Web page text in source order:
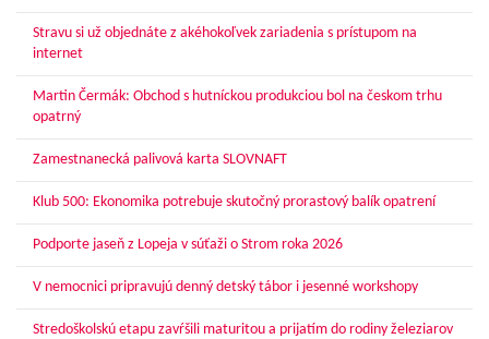
Stravu si už objednáte z akéhokoľvek zariadenia s prístupom na
internet
Martin Čermák: Obchod s hutníckou produkciou bol na českom trhu
opatrný
Zamestnanecká palivová karta SLOVNAFT
Klub 500: Ekonomika potrebuje skutočný prorastový balík opatrení
Podporte jaseň z Lopeja v súťaži o Strom roka 2026
V nemocnici pripravujú denný detský tábor i jesenné workshopy
Stredoškolskú etapu zavŕšili maturitou a prijatím do rodiny železiarov